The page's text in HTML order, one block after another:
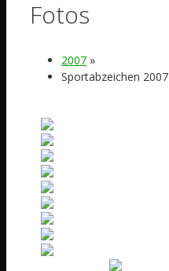
Fotos
2007 »
Sportabzeichen 2007